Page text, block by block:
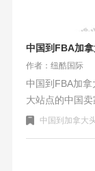
中国到FBA加
作者：纽酷国际
中国到FBA加
大站点的中国
道。运输方式主
中国到加拿大